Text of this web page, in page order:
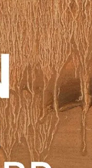
Bokblommaom
Trabucco Zerán